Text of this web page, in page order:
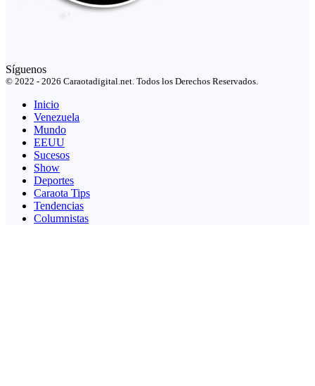
Síguenos
© 2022 - 2026 Caraotadigital.net. Todos los Derechos Reservados.
Inicio
Venezuela
Mundo
EEUU
Sucesos
Show
Deportes
Caraota Tips
Tendencias
Columnistas